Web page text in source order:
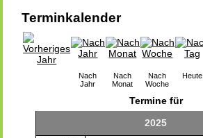
Terminkalender
Nach
Jahr
Nach
Monat
Nach
Woche
Heute
Termine für
2025